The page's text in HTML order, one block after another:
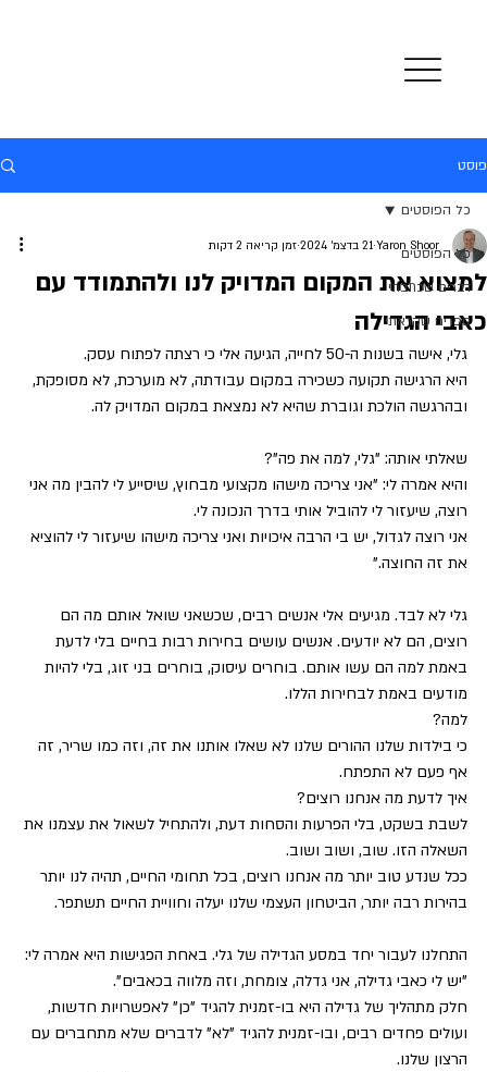
פוסט
כל הפוסטים
דברים שכתבתי
ספרים שקראתי
כל הפוסטים
למצוא את המקום המדויק לנו ולהתמודד עם
כאבי הגדילה
Yaron Shoor 21 בדצמ׳ 2024 זמן קריאה 2 דקות
גלי, אישה בשנות ה-50 לחייה, הגיעה אלי כי רצתה לפתוח עסק.
היא הרגישה תקועה כשכירה במקום עבודתה, לא מוערכת, לא מסופקת,
ובהרגשה הולכת וגוברת שהיא לא נמצאת במקום המדויק לה.
שאלתי אותה: "גלי, למה את פה"?
והיא אמרה לי: "אני צריכה מישהו מקצועי מבחוץ, שיסייע לי להבין מה אני
רוצה, שיעזור לי להוביל אותי בדרך הנכונה לי.
אני רוצה לגדול, יש בי הרבה איכויות ואני צריכה מישהו שיעזור לי להוציא
את זה החוצה."
גלי לא לבד. מגיעים אלי אנשים רבים, שכשאני שואל אותם מה הם
רוצים, הם לא יודעים. אנשים עושים בחירות רבות בחיים בלי לדעת
באמת למה הם עשו אותם. בוחרים עיסוק, בוחרים בני זוג, בלי להיות
מודעים באמת לבחירות הללו.
למה?
כי בילדות שלנו ההורים שלנו לא שאלו אותנו את זה, וזה כמו שריר, זה
אף פעם לא התפתח.
איך לדעת מה אנחנו רוצים?
לשבת בשקט, בלי הפרעות והסחות דעת, ולהתחיל לשאול את עצמנו את
השאלה הזו. שוב, ושוב ושוב.
ככל שנדע טוב יותר מה אנחנו רוצים, בכל תחומי החיים, תהיה לנו יותר
בהירות רבה יותר, הביטחון העצמי שלנו יעלה וחוויית החיים תשתפר.
התחלנו לעבור יחד במסע הגדילה של גלי. באחת הפגישות היא אמרה לי:
"יש לי כאבי גדילה, אני גדלה, צומחת, וזה מלווה בכאבים".
חלק מתהליך של גדילה היא בו-זמנית להגיד "כן" לאפשרויות חדשות,
ועולים פחדים רבים, ובו-זמנית להגיד "לא" לדברים שלא מתחברים עם
הרצון שלנו.